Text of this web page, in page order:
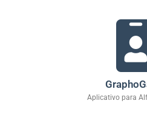
Aplicativo para